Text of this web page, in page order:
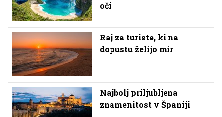
oči
Raj za turiste, ki na
dopustu želijo mir
Najbolj priljubljena
znamenitost v Španiji